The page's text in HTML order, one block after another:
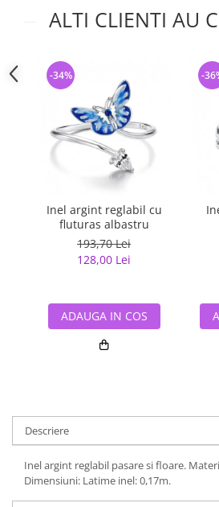
ALTI CLIENTI AU
Inel argint reglabil cu
fluturas albastru
193,70 Lei
128,00 Lei
-34%
ADAUGA IN COS
-
Descriere
Inel argint reglabil pasare si floare.
Dimensiuni: Latime inel: 0,17m.